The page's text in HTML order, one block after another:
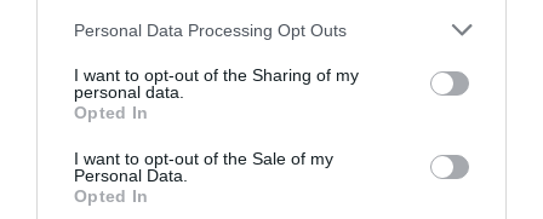
Personal Data Processing Opt Outs
I want to opt-out of the Sharing of my
personal data.
Opted In
I want to opt-out of the Sale of my
Personal Data.
Opted In
spróbować churros, słodkich, puszystych ciast
przygotowywanych na miejscu. Doskonale smakują
z czekoladowym sosem.
Najlepsze miejsce na spróbowanie lokalnych
przysmaków znajduje się w pobliżu Parque de las